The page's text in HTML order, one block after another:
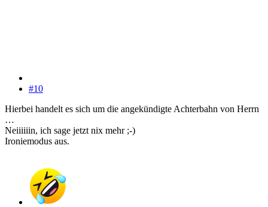
#10
Hierbei handelt es sich um die angekündigte Achterbahn von Herrn
…
Neiiiiiin, ich sage jetzt nix mehr ;-)
Ironiemodus aus.